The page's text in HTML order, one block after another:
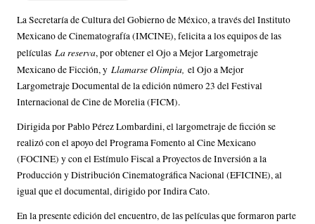
La Secretaría de Cultura del Gobierno de México, a través del Instituto
Mexicano de Cinematografía (IMCINE), felicita a los equipos de las
películas La reserva, por obtener el Ojo a Mejor Largometraje
Mexicano de Ficción, y Llamarse Olimpia, el Ojo a Mejor
Largometraje Documental de la edición número 23 del Festival
Internacional de Cine de Morelia (FICM).
Dirigida por Pablo Pérez Lombardini, el largometraje de ficción se
realizó con el apoyo del Programa Fomento al Cine Mexicano
(FOCINE) y con el Estímulo Fiscal a Proyectos de Inversión a la
Producción y Distribución Cinematográfica Nacional (EFICINE), al
igual que el documental, dirigido por Indira Cato.
En la presente edición del encuentro, de las películas que formaron parte